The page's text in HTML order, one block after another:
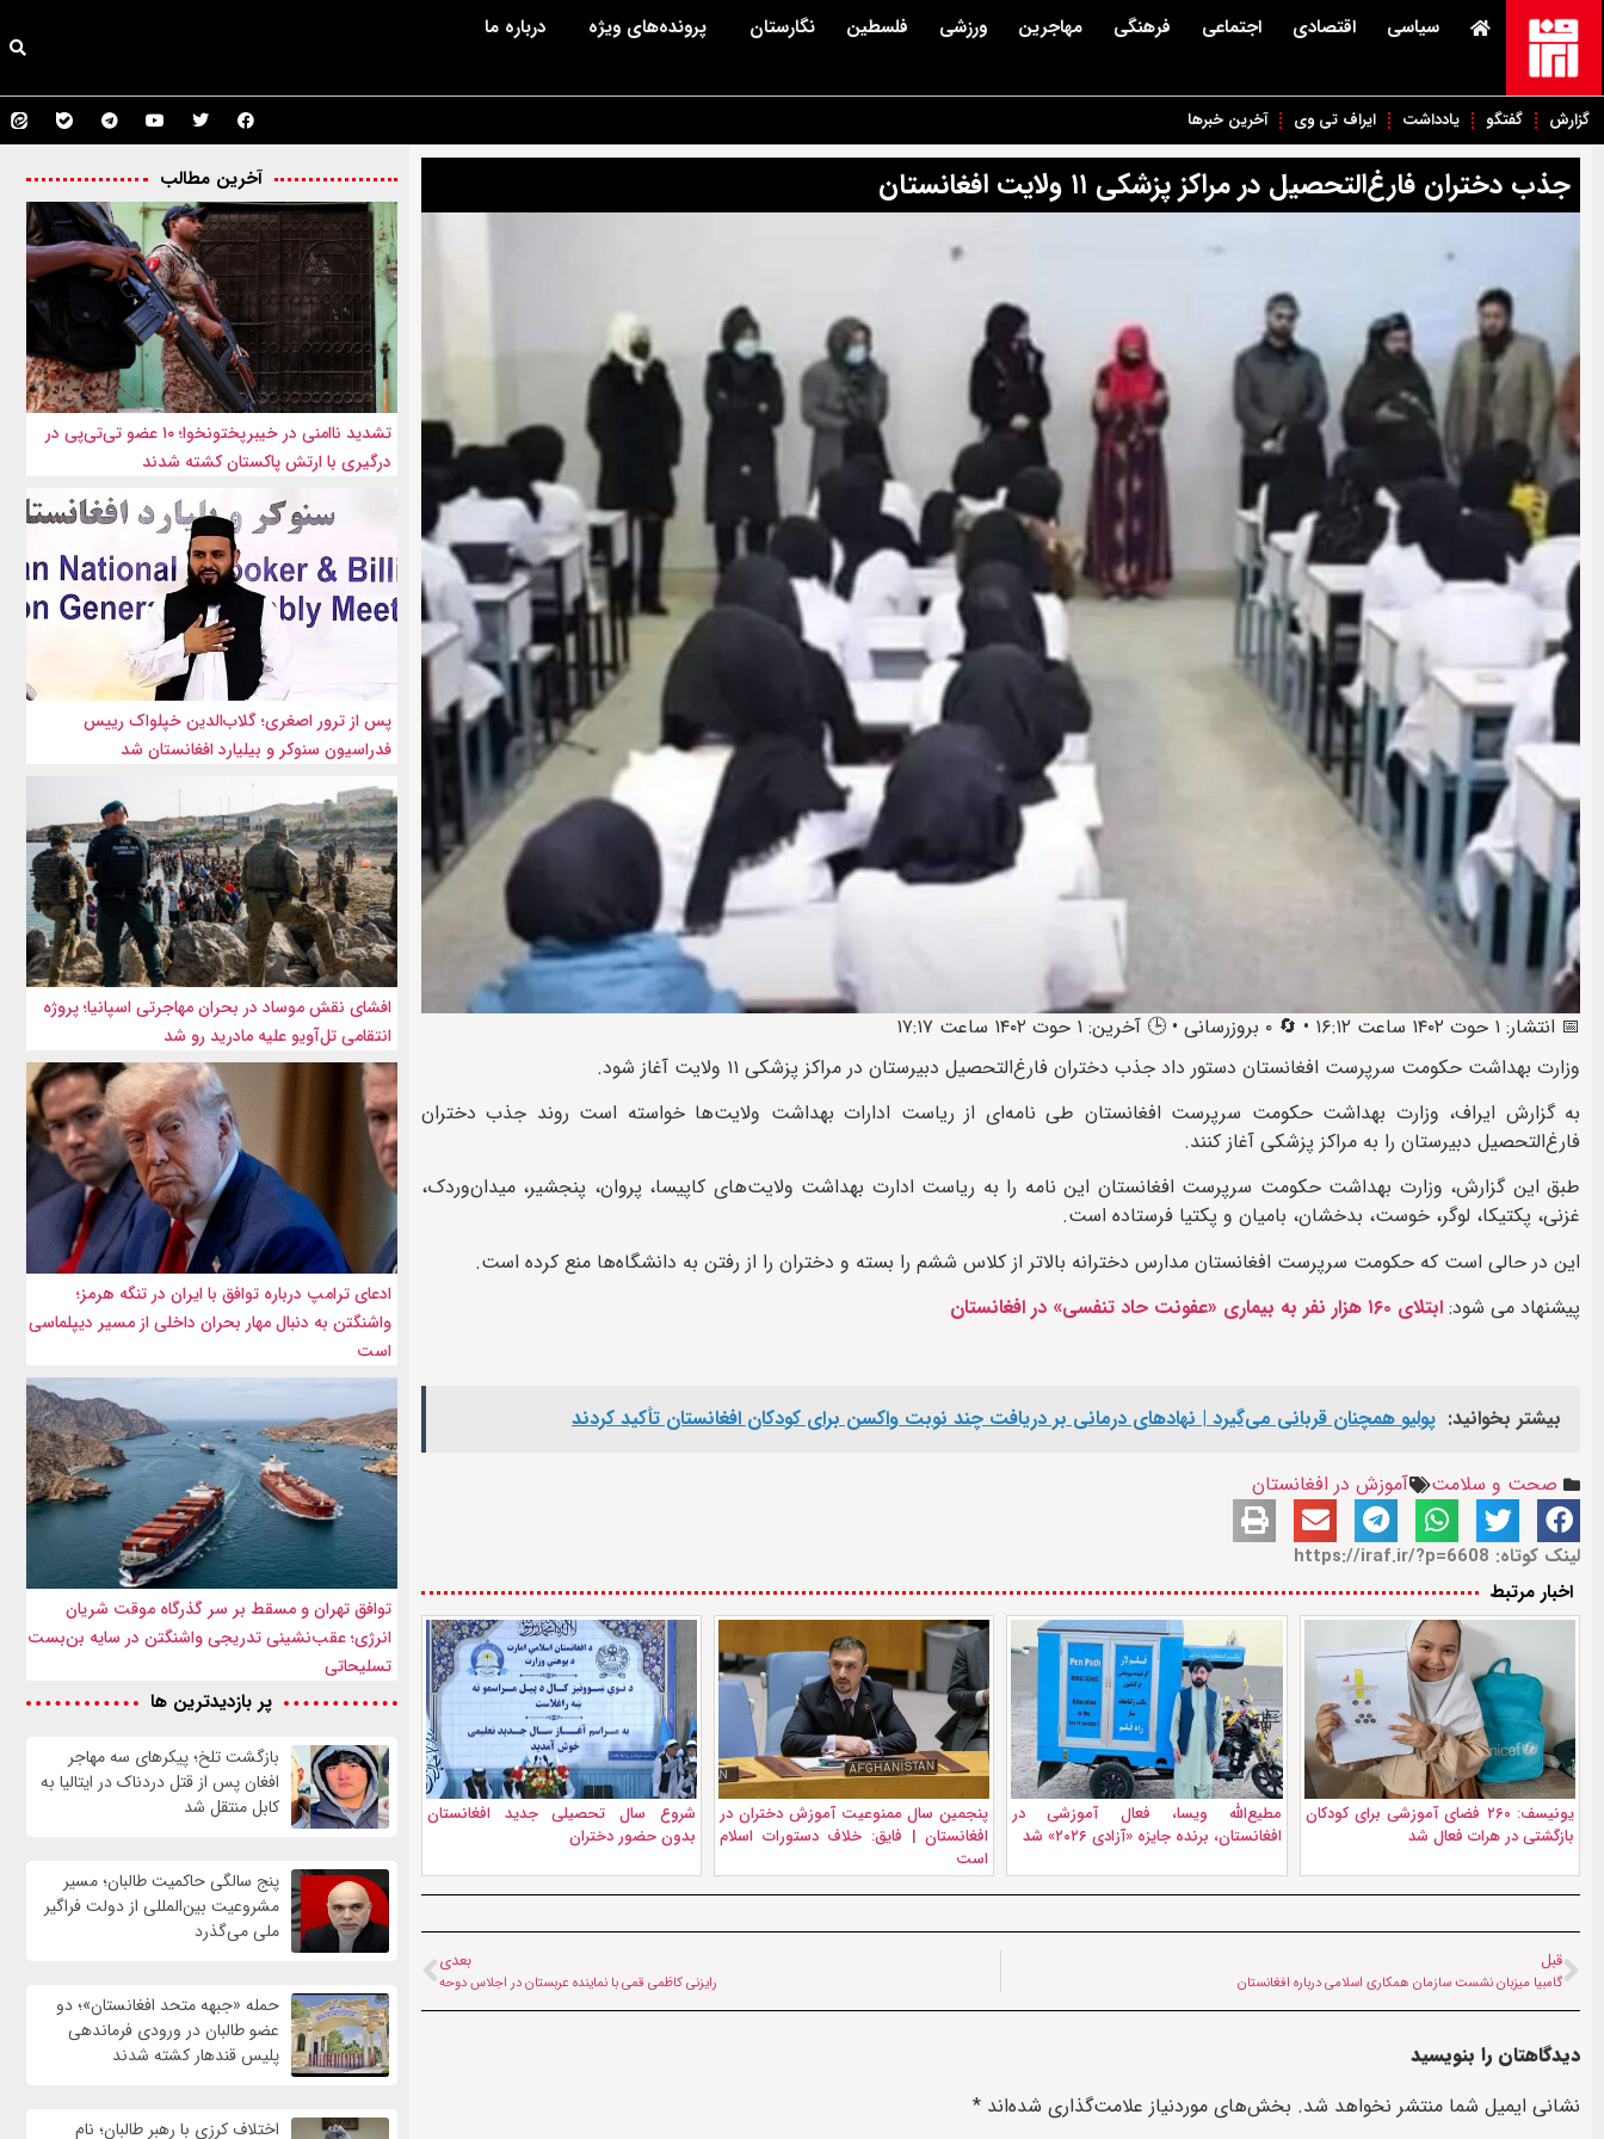
سیاسی اقتصادی اجتماعی فرهنگی مهاجرین ورزشی فلسطین نگارستان پرونده‌های ویژه درباره ما
گزارش گفتگو یادداشت ایراف تی وی آخرین خبرها
جذب دختران فارغ‌التحصیل در مراکز پزشکی ۱۱ ولایت افغانستان
📅 انتشار: ۱ حوت ۱۴۰۲ ساعت ۱۶:۱۲ • 🔄 ۰ بروزرسانی • 🕒 آخرین: ۱ حوت ۱۴۰۲ ساعت ۱۷:۱۷
وزارت بهداشت حکومت سرپرست افغانستان دستور داد جذب دختران فارغ‌التحصیل دبیرستان در مراکز پزشکی ۱۱ ولایت آغاز شود.
به گزارش ایراف، وزارت بهداشت حکومت سرپرست افغانستان طی نامه‌ای از ریاست‌ ادارات بهداشت ولایت‌ها خواسته است روند جذب دختران
فارغ‌التحصیل دبیرستان را به مراکز پزشکی آغاز کنند.
طبق این گزارش، وزارت بهداشت حکومت سرپرست افغانستان این نامه را به ریاست‌ ادارت بهداشت ولایت‌های کاپیسا، پروان، پنجشیر، میدان‌وردک،
غزنی، پکتیکا، لوگر، خوست، بدخشان، بامیان و پکتیا فرستاده است.
این در حالی‌ است که حکومت سرپرست افغانستان مدارس دخترانه بالاتر از کلاس ششم را بسته و دختران را از رفتن به دانشگاه‌ها منع کرده است.
پیشنهاد می شود: ابتلای ۱۶۰ هزار نفر به بیماری «عفونت حاد تنفسی» در افغانستان
بیشتر بخوانید: پولیو همچنان قربانی می‌گیرد | نهادهای درمانی بر دریافت چند نوبت واکسن برای کودکان افغانستان تأکید کردند
صحت و سلامت آموزش در افغانستان
لینک کوتاه: https://iraf.ir/?p=6608
اخبار مرتبط
یونیسف: ۲۶۰ فضای آموزشی برای کودکان
بازگشتی در هرات فعال شد
مطیع‌الله ویسا، فعال آموزشی در
افغانستان، برنده جایزه «آزادی ۲۰۲۶» شد
پنجمين سال ممنوعیت آموزش دختران در
افغانستان | فایق: خلاف دستورات اسلام
است
شروع سال تحصیلی جدید افغانستان
بدون حضور دختران
قبل
گامبیا میزبان نشست سازمان همکاری اسلامی درباره افغانستان
بعدی
رایزنی کاظمی قمی با نماینده عربستان در اجلاس دوحه
دیدگاهتان را بنویسید
نشانی ایمیل شما منتشر نخواهد شد. بخش‌های موردنیاز علامت‌گذاری شده‌اند *
آخرین مطالب
تشدید ناامنی در خیبرپختونخوا؛ ۱۰ عضو تی‌تی‌پی در
درگیری با ارتش پاکستان کشته شدند
پس از ترور اصغری؛ گلاب‌الدین خپلواک رییس
فدراسیون سنوکر و بیلیارد افغانستان شد
افشای نقش موساد در بحران مهاجرتی اسپانیا؛ پروژه
انتقامی تل‌آویو علیه مادرید رو شد
ادعای ترامپ درباره توافق با ایران در تنگه هرمز؛
واشنگتن به دنبال مهار بحران داخلی از مسیر دیپلماسی
است
توافق تهران و مسقط بر سر گذرگاه موقت شریان
انرژی؛ عقب‌نشینی تدریجی واشنگتن در سایه بن‌بست
تسلیحاتی
پر بازدیدترین ها
بازگشت تلخ؛ پیکرهای سه مهاجر
افغان پس از قتل دردناک در ایتالیا به
کابل منتقل شد
پنج سالگی حاکمیت طالبان؛ مسیر
مشروعیت بین‌المللی از دولت فراگیر
ملی می‌گذرد
حمله «جبهه متحد افغانستان»؛ دو
عضو طالبان در ورودی فرماندهی
پلیس قندهار کشته شدند
اختلاف کرزی با رهبر طالبان؛ نام